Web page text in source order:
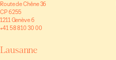
Route de Chêne 36
CP 6255
1211 Genève 6
+41 58 810 30 00
Lausanne